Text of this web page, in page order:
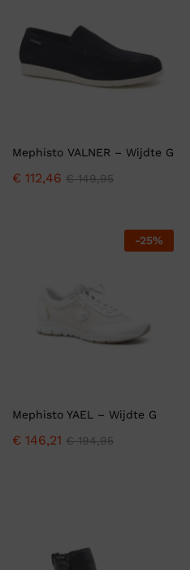
Mephisto VALNER – Wijdte G
€ 112,46 €149,95
-25%
Mephisto YAEL – Wijdte G
€ 146,21 €194,95